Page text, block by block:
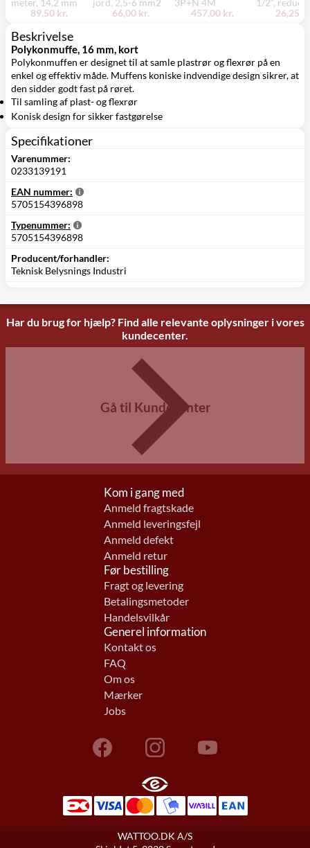
meter, 14,2 mm
89,50 kr.
jord, 2,5-6 mm2
66,00 kr.
3P+N 4M
457,00 kr.
1/2",
26,25
Beskrivelse
Polykonmuffe, 16 mm, kort
Polykonmuffen er designet til at samle plastrør og flexrør på en
enkel og effektiv måde. Muffens koniske indvendige design sikrer, at
den sidder godt fast på røret.
Til samling af plast- og flexrør
Konisk design for sikker fastgørelse
Specifikationer
Varenummer:
0233139191
EAN nummer:
5705154396898
Typenummer:
5705154396898
Producent/forhandler:
Teknisk Belysnings Industri
Har du brug for hjælp? Find alle relevante oplysninger i vores
kundecenter.
Gå til Kundecenter
Kom i gang med
Anmeld fragtskade
Anmeld leveringsfejl
Anmeld defekt
Anmeld retur
Før bestilling
Fragt og levering
Betalingsmetoder
Handelsvilkår
Generel information
Kontakt os
FAQ
Om os
Mærker
Jobs
WATTOO.DK A/S